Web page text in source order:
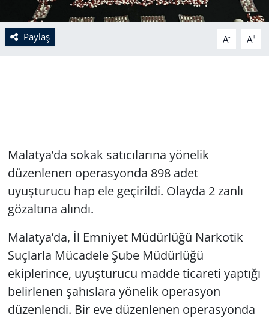
Paylaş A- A+
Malatya’da sokak satıcılarına yönelik
düzenlenen operasyonda 898 adet
uyuşturucu hap ele geçirildi. Olayda 2 zanlı
gözaltına alındı.
Malatya’da, İl Emniyet Müdürlüğü Narkotik
Suçlarla Mücadele Şube Müdürlüğü
ekiplerince, uyuşturucu madde ticareti yaptığı
belirlenen şahıslara yönelik operasyon
düzenlendi. Bir eve düzenlenen operasyonda